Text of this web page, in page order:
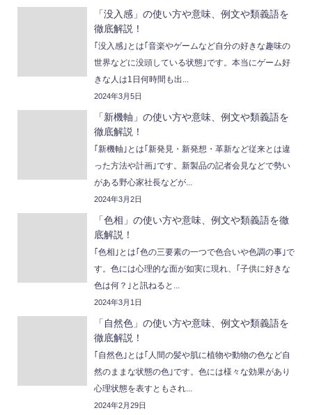
「没入感」の使い方や意味、例文や類義語を
徹底解説！
｢没入感｣とは｢音楽やゲームなど自分の好きな趣味の
世界などに没頭している状態｣です。本当にゲーム好
きな人は1日何時間も出...
2024年3月5日
「新機軸」の使い方や意味、例文や類義語を
徹底解説！
｢新機軸｣とは｢新発見・新発想・革新など従来とは違
った方法や計画｣です。新製品の記者会見などで勢い
がある野心家社長などが...
2024年3月2日
「色相」の使い方や意味、例文や類義語を徹
底解説！
｢色相｣とは｢色の三要素の一つで色合いや色調の事｣で
す。色には心理的な面が如実に現れ、｢子供に好きな
色は何？｣と訊ねると...
2024年3月1日
「自然色」の使い方や意味、例文や類義語を
徹底解説！
｢自然色｣とは｢人間の髪や肌に植物や動物の色など自
然のままな状態の色｣です。色には様々な効果があり
心理状態を表すともされ...
2024年2月29日